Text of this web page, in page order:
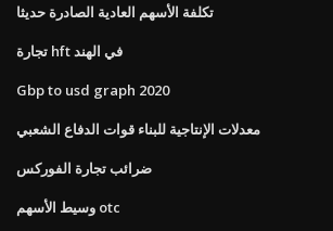
تكلفة الأسهم العادية الصادرة حديثا
تجارة hft في الهند
Gbp to usd graph 2020
معدلات الإنتاجية للبناء قوات الدفاع الشعبي
ضرائب تجارة الفوركس
وسيط الأسهم otc